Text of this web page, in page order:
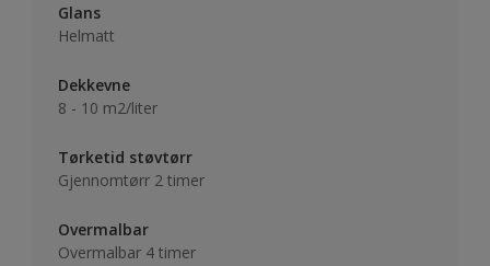
Glans
Helmatt
Dekkevne
8 - 10 m2/liter
Tørketid støvtørr
Gjennomtørr 2 timer
Overmalbar
Overmalbar 4 timer